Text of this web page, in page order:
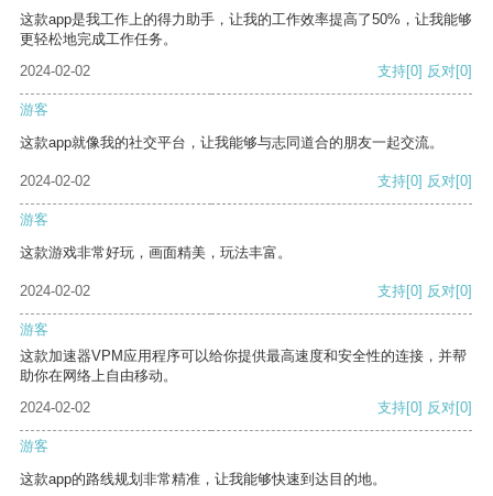
这款app是我工作上的得力助手，让我的工作效率提高了50%，让我能够
更轻松地完成工作任务。
2024-02-02
支持[0] 反对[0]
游客
这款app就像我的社交平台，让我能够与志同道合的朋友一起交流。
2024-02-02 支持[0] 反对[0]
游客
这款游戏非常好玩，画面精美，玩法丰富。
2024-02-02 支持[0] 反对[0]
游客
这款加速器VPM应用程序可以给你提供最高速度和安全性的连接，并帮
助你在网络上自由移动。
2024-02-02
支持[0] 反对[0]
游客
这款app的路线规划非常精准，让我能够快速到达目的地。